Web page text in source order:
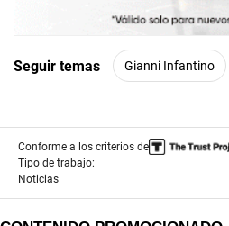
Seguir temas Gianni Infantino
Conforme a los criterios de
Tipo de trabajo:
Noticias